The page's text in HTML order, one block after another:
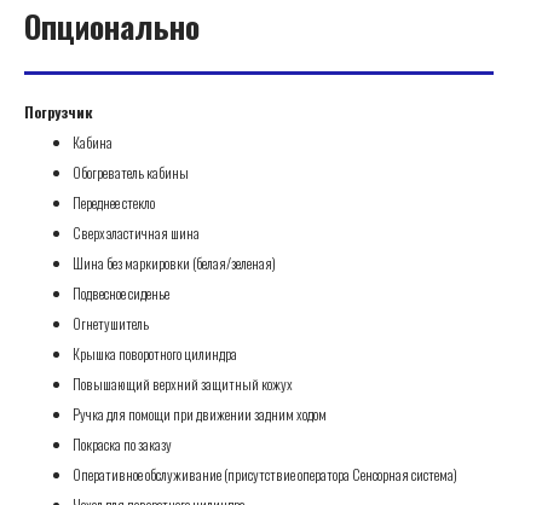
Опционально
Погрузчик
Кабина
Обогреватель кабины
Переднее стекло
Сверхэластичная шина
Шина без маркировки (белая/зеленая)
Подвесное сиденье
Огнетушитель
Крышка поворотного цилиндра
Повышающий верхний защитный кожух
Ручка для помощи при движении задним ходом
Покраска по заказу
Оперативное обслуживание (присутствие оператора Сенсорная система)